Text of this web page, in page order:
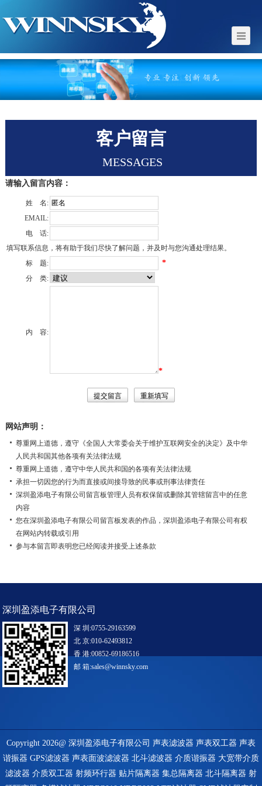
客户留言
MESSAGES
请输入留言内容：
姓 名:
EMAIL:
电 话:
填写联系信息，将有助于我们尽快了解问题，并及时与您沟通处理结果。
标 题:
*
分 类:
内 容:
*
网站声明：
尊重网上道德，遵守《全国人大常委会关于维护互联网安全的决定》及中华
人民共和国其他各项有关法律法规
尊重网上道德，遵守中华人民共和国的各项有关法律法规
承担一切因您的行为而直接或间接导致的民事或刑事法律责任
深圳盈添电子有限公司留言板管理人员有权保留或删除其管辖留言中的任意
内容
您在深圳盈添电子有限公司留言板发表的作品，深圳盈添电子有限公司有权
在网站内转载或引用
参与本留言即表明您已经阅读并接受上述条款
深圳盈添电子有限公司
深 圳:0755-29163599
北 京:010-62493812
香 港:00852-69186516
邮 箱:sales@winnsky.com
Copyright 2026@ 深圳盈添电子有限公司 声表滤波器 声表双工器 声表
谐振器 GPS滤波器 声表面波滤波器 北斗滤波器 介质谐振器 大宽带介质
滤波器 介质双工器 射频环行器 贴片隔离器 集总隔离器 北斗隔离器 射